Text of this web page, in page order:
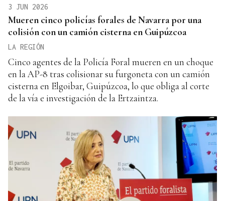
3 JUN 2026
Mueren cinco policías forales de Navarra por una
colisión con un camión cisterna en Guipúzcoa
LA REGIÓN
Cinco agentes de la Policía Foral mueren en un choque
en la AP-8 tras colisionar su furgoneta con un camión
cisterna en Elgoibar, Guipúzcoa, lo que obliga al corte
de la vía e investigación de la Ertzaintza.